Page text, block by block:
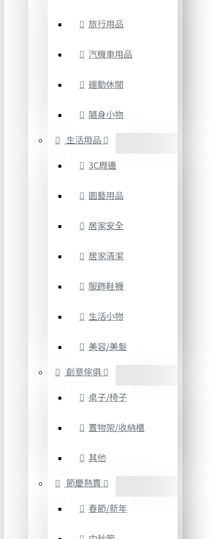
旅行用品
汽機車用品
運動休閒
隨身小物
生活用品
3C周邊
園藝用品
居家安全
居家清潔
服飾鞋襪
生活小物
美容/美髮
創意傢俱
桌子/椅子
置物架/收納櫃
其他
節慶熱賣
春節/新年